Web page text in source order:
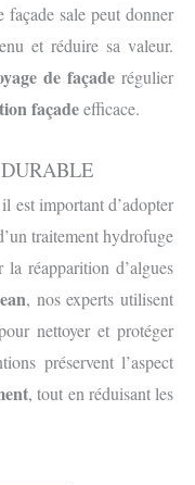
façade sale peut donner
et réduire sa valeur.
de façaderégulier
façadeefficace.
est important d’adopter
traitement hydrofuge
réapparition d’algues
, nos experts utilisent
nettoyer et protéger
préservent l’aspect
, tout en réduisant les